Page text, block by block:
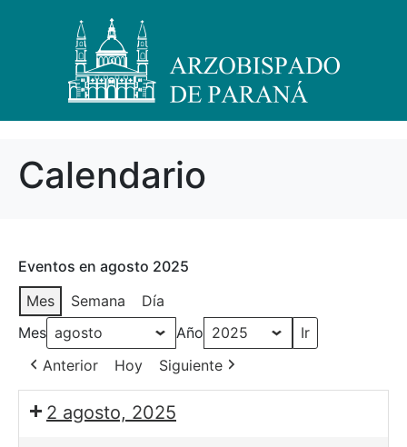
Calendario
Eventos en agosto 2025
Mes
Semana
Día
Mes
Año
Anterior
Hoy Siguiente
2 agosto, 2025